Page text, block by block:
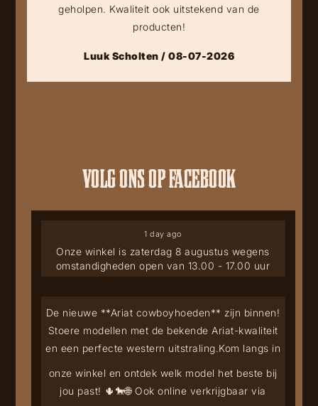
geholpen. Kwaliteit ook uitstekend van de
producten!
Luuk Scholten / 08-07-2026
VOLG ONS OP FACEBOOK
Onze winkel is zaterdag 8 augustus wegens
omstandigheden open van 13.00 - 17.00 uur
1 day ago
De nieuwe **Ariat cowboyhoeden** zijn binnen!
Stoere modellen met de bekende Ariat-kwaliteit
en een perfecte western uitstraling.Kom langs in
onze winkel en ontdek welk model het beste bij
jou past! 🌵🐎🌐 Ook online verkrijgbaar via